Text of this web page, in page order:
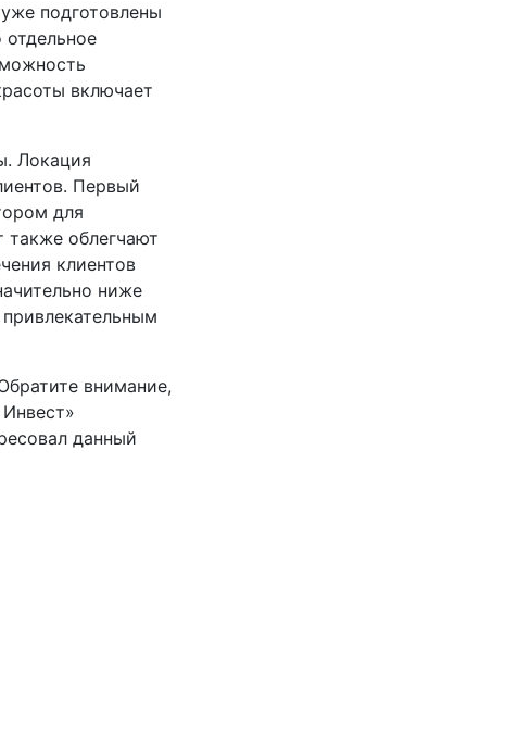
подготовлены
включает
Локация
Первый
для
облегчают
клиентов
ниже
привлекательным
внимание,
данный